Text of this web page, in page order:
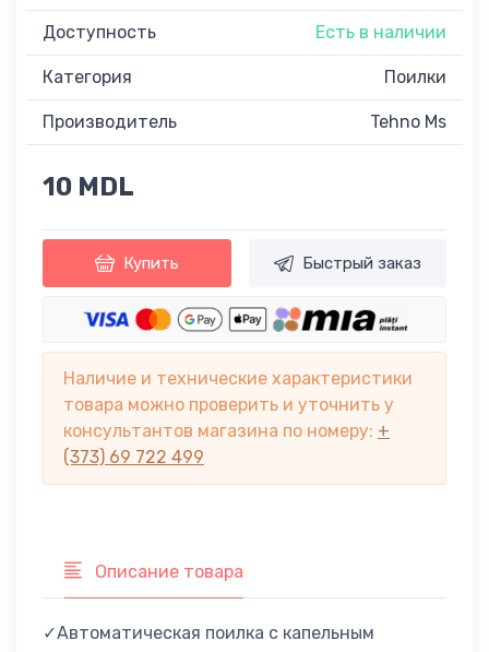
Доступность Есть в наличии
Категория Поилки
Производитель Tehno Ms
10 MDL
Купить Быстрый заказ
Наличие и технические характеристики
товара можно проверить и уточнить у
консультантов магазина по номеру: +
(373) 69 722 499
Описание товара
✓Автоматическая поилка с капельным